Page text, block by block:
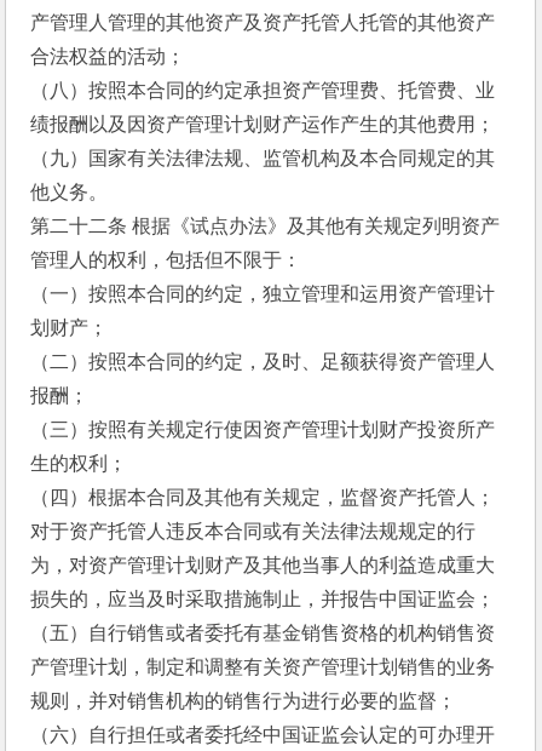
产管理人管理的其他资产及资产托管人托管的其他资产
合法权益的活动；
（八）按照本合同的约定承担资产管理费、托管费、业
绩报酬以及因资产管理计划财产运作产生的其他费用；
（九）国家有关法律法规、监管机构及本合同规定的其
他义务。
第二十二条 根据《试点办法》及其他有关规定列明资产
管理人的权利，包括但不限于：
（一）按照本合同的约定，独立管理和运用资产管理计
划财产；
（二）按照本合同的约定，及时、足额获得资产管理人
报酬；
（三）按照有关规定行使因资产管理计划财产投资所产
生的权利；
（四）根据本合同及其他有关规定，监督资产托管人；
对于资产托管人违反本合同或有关法律法规规定的行
为，对资产管理计划财产及其他当事人的利益造成重大
损失的，应当及时采取措施制止，并报告中国证监会；
（五）自行销售或者委托有基金销售资格的机构销售资
产管理计划，制定和调整有关资产管理计划销售的业务
规则，并对销售机构的销售行为进行必要的监督；
（六）自行担任或者委托经中国证监会认定的可办理开